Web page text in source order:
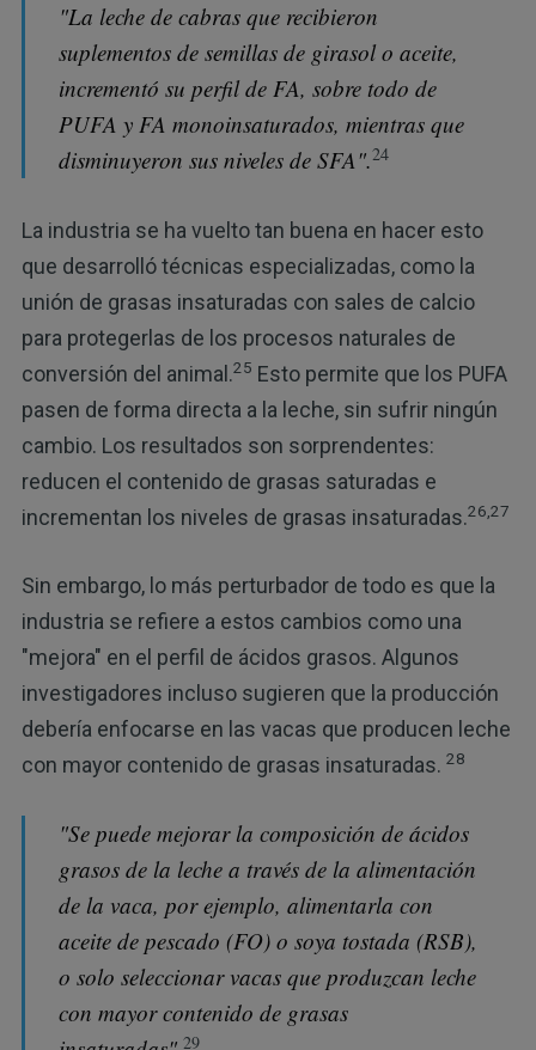
"La leche de cabras que recibieron
suplementos de semillas de girasol o aceite,
incrementó su perfil de FA, sobre todo de
PUFA y FA monoinsaturados, mientras que
disminuyeron sus niveles de SFA".24
La industria se ha vuelto tan buena en hacer esto
que desarrolló técnicas especializadas, como la
unión de grasas insaturadas con sales de calcio
para protegerlas de los procesos naturales de
conversión del animal.25 Esto permite que los PUFA
pasen de forma directa a la leche, sin sufrir ningún
cambio. Los resultados son sorprendentes:
reducen el contenido de grasas saturadas e
incrementan los niveles de grasas insaturadas.26,27
Sin embargo, lo más perturbador de todo es que la
industria se refiere a estos cambios como una
"mejora" en el perfil de ácidos grasos. Algunos
investigadores incluso sugieren que la producción
debería enfocarse en las vacas que producen leche
con mayor contenido de grasas insaturadas. 28
"Se puede mejorar la composición de ácidos
grasos de la leche a través de la alimentación
de la vaca, por ejemplo, alimentarla con
aceite de pescado (FO) o soya tostada (RSB),
o solo seleccionar vacas que produzcan leche
con mayor contenido de grasas
29